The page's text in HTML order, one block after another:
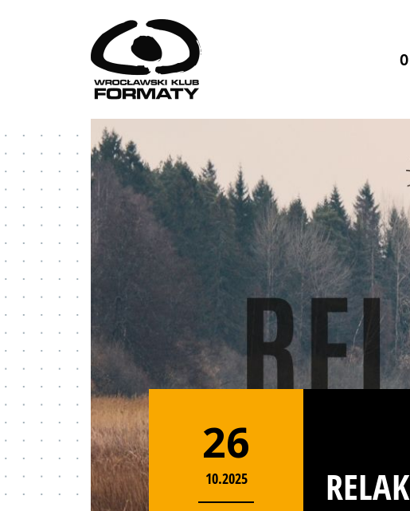
Przejdź do treściWK Formaty. Strona główna
26
10.2025